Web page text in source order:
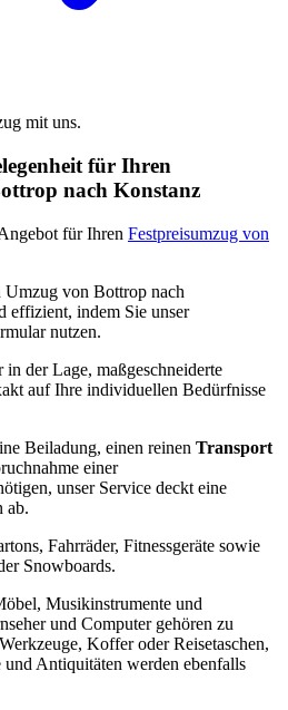
mit uns.
für Ihren
nach Konstanz
für Ihren Festpreisumzug von
Umzug von Bottrop nach
effizient, indem Sie unser
nutzen.
der Lage, maßgeschneiderte
auf Ihre individuellen Bedürfnisse
Beiladung, einen reinen Transport
einer
unser Service deckt eine
ab.
Fahrräder, Fitnessgeräte sowie
Snowboards.
Musikinstrumente und
und Computer gehören zu
Koffer oder Reisetaschen,
Antiquitäten werden ebenfalls